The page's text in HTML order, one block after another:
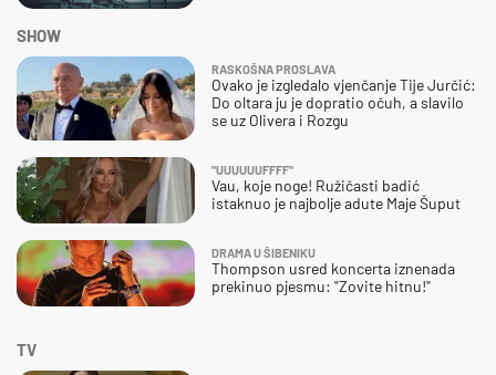
SHOW
RASKOŠNA PROSLAVA
Ovako je izgledalo vjenčanje Tije Jurčić:
Do oltara ju je dopratio očuh, a slavilo
se uz Olivera i Rozgu
"UUUUUUFFFF"
Vau, koje noge! Ružičasti badić
istaknuo je najbolje adute Maje Šuput
DRAMA U ŠIBENIKU
Thompson usred koncerta iznenada
prekinuo pjesmu: "Zovite hitnu!"
TV